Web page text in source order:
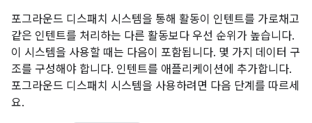
포그라운드 디스패치 시스템을 통해 활동이 인텐트를 가로채고
같은 인텐트를 처리하는 다른 활동보다 우선 순위가 높습니다.
이 시스템을 사용할 때는 다음이 포함됩니다. 몇 가지 데이터 구
조를 구성해야 합니다. 인텐트를 애플리케이션에 추가합니다.
포그라운드 디스패치 시스템을 사용하려면 다음 단계를 따르세
요.